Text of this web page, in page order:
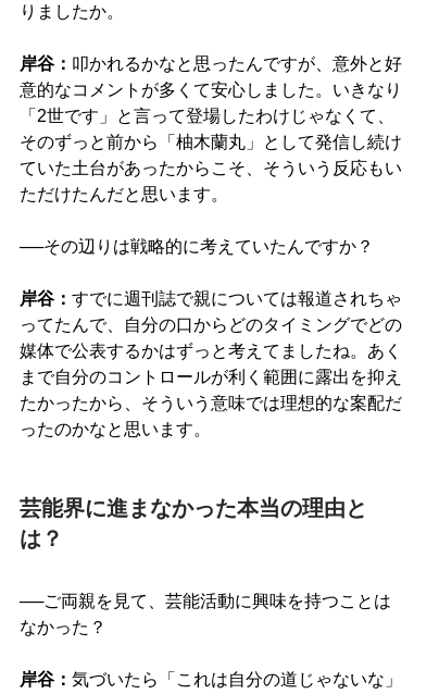
りましたか。
岸谷： 叩かれるかなと思ったんですが、意外と好
意的なコメントが多くて安心しました。いきなり
「2世です」と言って登場したわけじゃなくて、
そのずっと前から「柚木蘭丸」として発信し続け
ていた土台があったからこそ、そういう反応もい
ただけたんだと思います。
──その辺りは戦略的に考えていたんですか？
岸谷： すでに週刊誌で親については報道されちゃ
ってたんで、自分の口からどのタイミングでどの
媒体で公表するかはずっと考えてましたね。あく
まで自分のコントロールが利く範囲に露出を抑え
たかったから、そういう意味では理想的な案配だ
ったのかなと思います。
芸能界に進まなかった本当の理由と
は？
──ご両親を見て、芸能活動に興味を持つことは
なかった？
岸谷： 気づいたら「これは自分の道じゃないな」